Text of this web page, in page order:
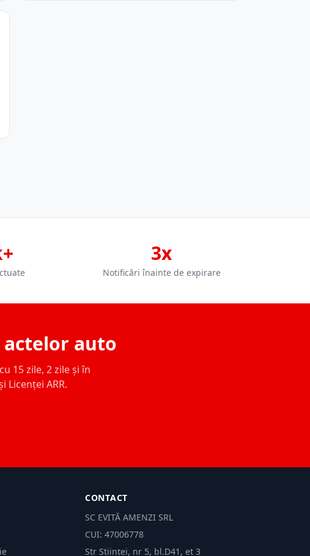
3x
Notificări înainte de expirare
auto
15 zile, 2 zile și în
Licenței ARR.
CONTACT
SC EVITĂ AMENZI SRL
CUI: 47006778
Str Științei, nr 5, bl.D41, et 3